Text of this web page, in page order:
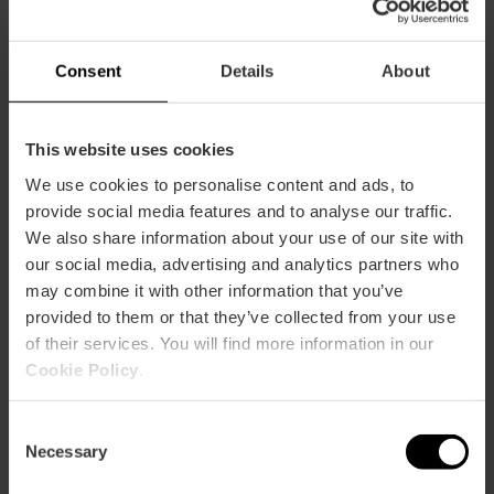
Consent Details About
This website uses cookies
We use cookies to personalise content and ads, to
provide social media features and to analyse our traffic.
We also share information about your use of our site with
our social media, advertising and analytics partners who
may combine it with other information that you’ve
provided to them or that they’ve collected from your use
of their services. You will find more information in our
Cookie Policy
Selection
Necessary
Horari
IDIOMES EN ELS QUE PODEN ATENDRE ELS PACIENTS
Com arribar
Bus
Calle de la Vall de la Ballestera, 59 46015 València